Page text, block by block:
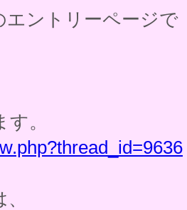
ントリーページで
。